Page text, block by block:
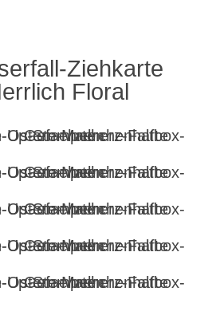
Ziehkarte
Floral